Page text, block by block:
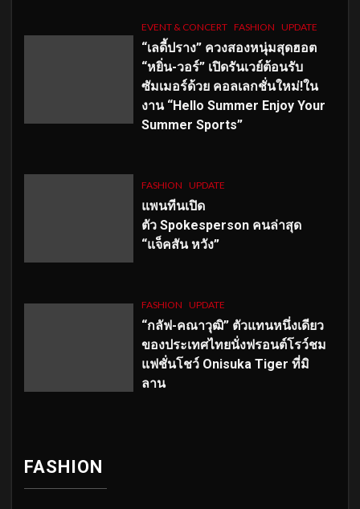
EVENT & CONCERT FASHION UPDATE
“เลดี้ปราง” ควงสองหนุ่มสุดฮอต
“หยิ่น-วอร์” เปิดรันเวย์ต้อนรับ
ซัมเมอร์ด้วย คอลเลกชั่นใหม่!ใน
งาน “Hello Summer Enjoy Your
Summer Sports”
FASHION UPDATE
แพนทีนเปิด
ตัว Spokesperson คนล่าสุด
“แจ็คสัน หวัง”
FASHION UPDATE
“กลัฟ-คณาวุฒิ” ตัวแทนหนึ่งเดียว
ของประเทศไทยนั่งฟรอนต์โรว์ชม
แฟชั่นโชว์ Onisuka Tiger ที่มิ
ลาน
FASHION